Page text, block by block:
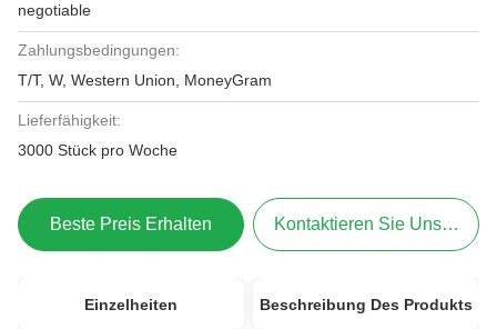
negotiable
Zahlungsbedingungen:
T/T, W, Western Union, MoneyGram
Lieferfähigkeit:
3000 Stück pro Woche
Beste Preis Erhalten Kontaktieren Sie Uns Jetzt
Einzelheiten Beschreibung Des Produkts